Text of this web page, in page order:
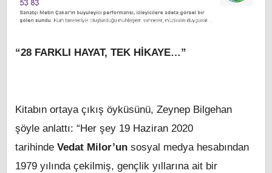
“28 FARKLI HAYAT, TEK HİKAYE…”
Kitabın ortaya çıkış öyküsünü, Zeynep Bilgehan
şöyle anlattı: “Her şey 19 Haziran 2020
tarihinde Vedat Milor’un sosyal medya hesabından
1979 yılında çekilmiş, gençlik yıllarına ait bir